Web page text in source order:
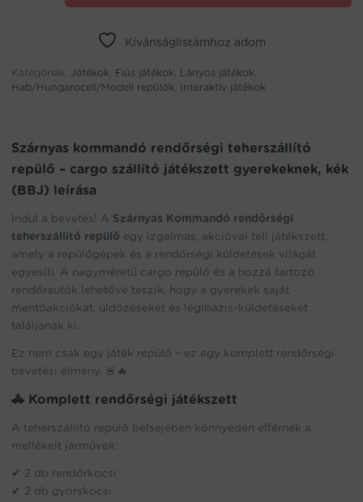
rendőrségi
cargo
szállító
(BBJ)
mennyiség
Kívánságlistámhoz adom
Kategóriák: Játékok, Fiús játékok, Lányos játékok,
Hab/Hungarocell/Modell repülők, Interaktív játékok
Szárnyas kommandó rendőrségi teherszállító
repülő – cargo szállító játékszett gyerekeknek, kék
(BBJ) leírása
Indul a bevetés! A Szárnyas Kommandó rendőrségi
teherszállító repülő egy izgalmas, akcióval teli játékszett,
amely a repülőgépek és a rendőrségi küldetések világát
egyesíti. A nagyméretű cargo repülő és a hozzá tartozó
rendőrautók lehetővé teszik, hogy a gyerekek saját
mentőakciókat, üldözéseket és légibázis-küldetéseket
találjanak ki.
Ez nem csak egy játék repülő – ez egy komplett rendőrségi
bevetési élmény. 🚨🔥
🚓 Komplett rendőrségi játékszett
A teherszállító repülő belsejében könnyedén elférnek a
mellékelt járművek:
✔ 2 db rendőrkocsi
✔ 2 db gyorskocsi